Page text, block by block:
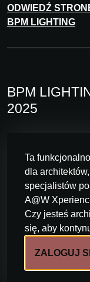
ODWIEDŹ
BPM LIGHTING
BPM
2025
Ta
dla
specjalistów
A@W
Czy jesteś
się, aby
ZALOGUJ